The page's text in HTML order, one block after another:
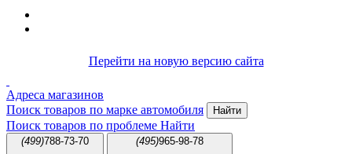
Перейти на новую версию сайта
Адреса магазинов
Поиск товаров по марке автомобиля
Найти
Поиск товаров по проблеме Найти
(499)788-73-70
(495)965-98-78